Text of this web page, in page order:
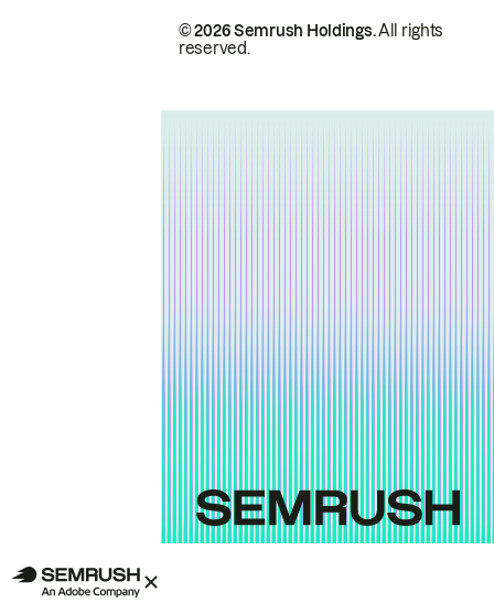
© 2026 Semrush Holdings.All rights
reserved.